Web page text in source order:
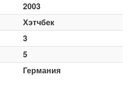
2003
Хэтчбек
3
5
Германия